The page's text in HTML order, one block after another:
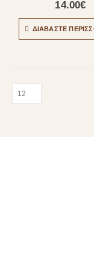
14.00€
ΔΙΑΒΆΣΤΕ